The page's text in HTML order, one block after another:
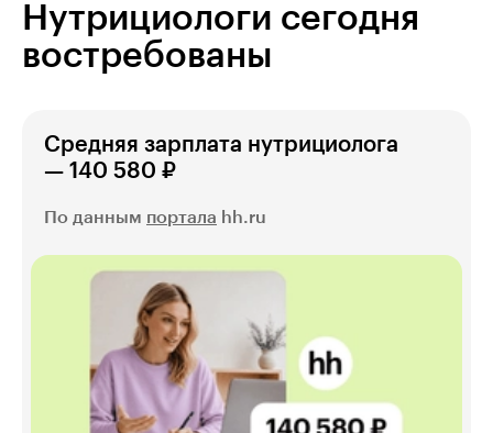
Нутрициологи сегодня
востребованы
Средняя зарплата нутрициолога
— 140 580 ₽
По данным портала hh.ru